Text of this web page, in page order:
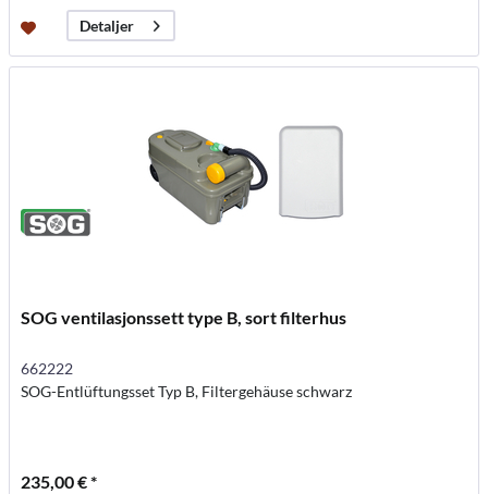
Detaljer
SOG ventilasjonssett type B, sort filterhus
662222
SOG-Entlüftungsset Typ B, Filtergehäuse schwarz
235,00 € *